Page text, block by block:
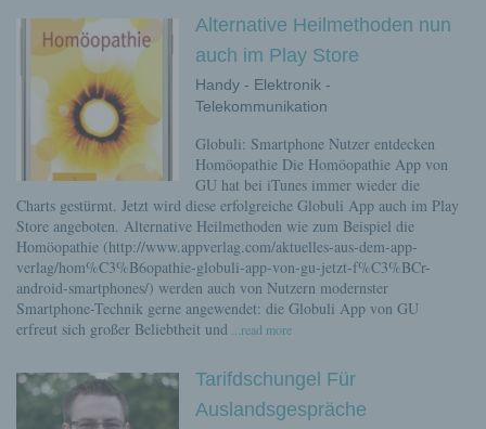
Alternative Heilmethoden nun
auch im Play Store
Handy - Elektronik -
Telekommunikation
Globuli: Smartphone Nutzer entdecken
Homöopathie Die Homöopathie App von
GU hat bei iTunes immer wieder die
Charts gestürmt. Jetzt wird diese erfolgreiche Globuli App auch im Play
Store angeboten. Alternative Heilmethoden wie zum Beispiel die
Homöopathie (http://www.appverlag.com/aktuelles-aus-dem-app-
verlag/hom%C3%B6opathie-globuli-app-von-gu-jetzt-f%C3%BCr-
android-smartphones/) werden auch von Nutzern modernster
Smartphone-Technik gerne angewendet: die Globuli App von GU
erfreut sich großer Beliebtheit und ...read more
Tarifdschungel Für
Auslandsgespräche